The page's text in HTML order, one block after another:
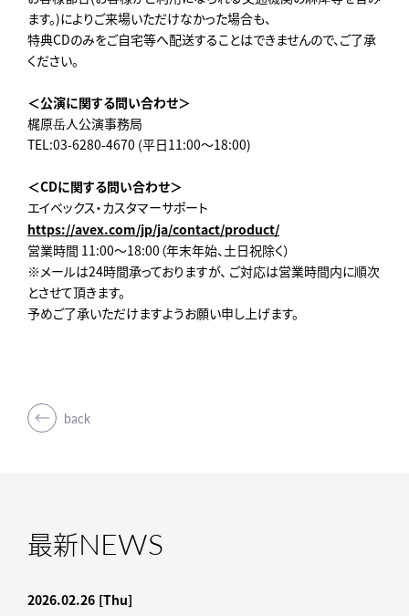
ます。)によりご来場いただけなかった場合も、
特典CDのみをご自宅等へ配送することはできませんので、ご了承
ください。
＜公演に関する問い合わせ＞
梶原岳人公演事務局
TEL:03-6280-4670 (平日11:00～18:00)
＜CDに関する問い合わせ＞
エイベックス・カスタマーサポート
https://avex.com/jp/ja/contact/product/
営業時間 11:00～18:00（年末年始、土日祝除く）
※メールは24時間承っておりますが、 ご対応は営業時間内に順次
とさせて頂きます。
予めご了承いただけますようお願い申し上げます。
back
最新NEWS
2026.02.26 [Thu]